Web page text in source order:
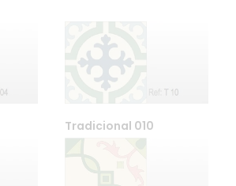
Tradicional 010